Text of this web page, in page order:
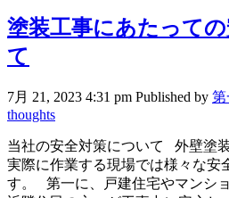
塗装工事にあたって
て
7月 21, 2023 4:31 pm Published by 第
thoughts
当社の安全対策について 外壁塗
実際に作業する現場では様々な安
す。 第一に、戸建住宅やマンシ